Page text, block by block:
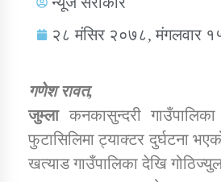
डिभिजन कार्यालय
२८ मंसिर २०७८, मंगलवार
गणेश रावत,
जुम्लाकनकासुन्दरी
फुटासिलिमा ट्याक्टर दुर्घटना
खत्याड गाउँपालिका देखि